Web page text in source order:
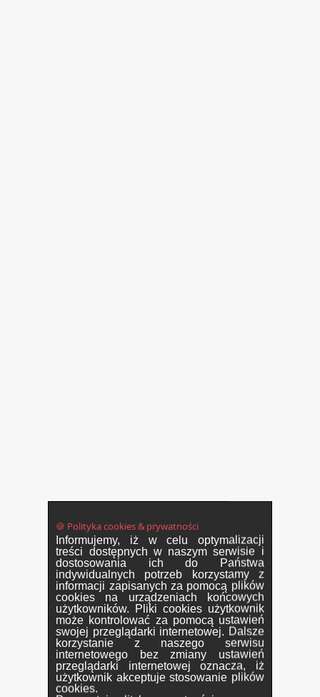
🍪 Polityka cookies & prywatności
Informujemy, iż w celu optymalizacji
treści dostępnych w naszym serwisie i
dostosowania ich do Państwa
indywidualnych potrzeb korzystamy z
informacji zapisanych za pomocą plików
cookies na urządzeniach końcowych
użytkowników. Pliki cookies użytkownik
może kontrolować za pomocą ustawień
swojej przeglądarki internetowej. Dalsze
korzystanie z naszego serwisu
internetowego bez zmiany ustawień
przeglądarki internetowej oznacza, iż
użytkownik akceptuje stosowanie plików
cookies.